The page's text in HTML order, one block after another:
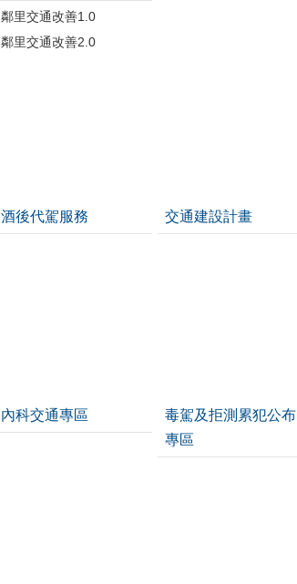
鄰里交通改善1.0
鄰里交通改善2.0
酒後代駕服務 交通建設計畫
內科交通專區
毒駕及拒測累犯公布
專區